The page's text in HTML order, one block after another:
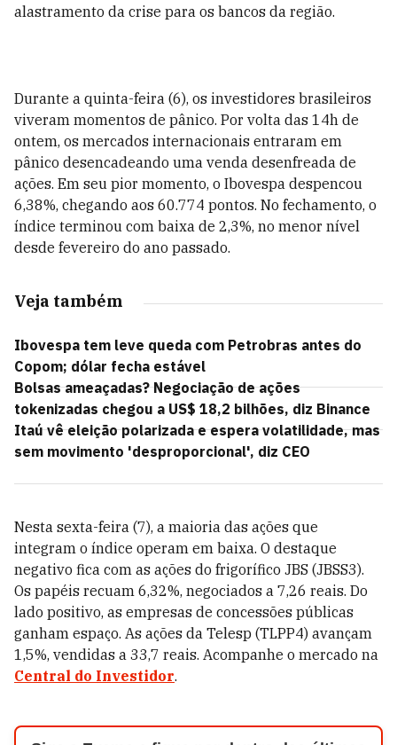
alastramento da crise para os bancos da região.
Durante a quinta-feira (6), os investidores brasileiros
viveram momentos de pânico. Por volta das 14h de
ontem, os mercados internacionais entraram em
pânico desencadeando uma venda desenfreada de
ações. Em seu pior momento, o Ibovespa despencou
6,38%, chegando aos 60.774 pontos. No fechamento, o
índice terminou com baixa de 2,3%, no menor nível
desde fevereiro do ano passado.
Veja também
Ibovespa tem leve queda com Petrobras antes do
Copom; dólar fecha estável
Bolsas ameaçadas? Negociação de ações
tokenizadas chegou a US$ 18,2 bilhões, diz Binance
Itaú vê eleição polarizada e espera volatilidade, mas
sem movimento 'desproporcional', diz CEO
Nesta sexta-feira (7), a maioria das ações que
integram o índice operam em baixa. O destaque
negativo fica com as ações do frigorífico JBS (JBSS3).
Os papéis recuam 6,32%, negociados a 7,26 reais. Do
lado positivo, as empresas de concessões públicas
ganham espaço. As ações da Telesp (TLPP4) avançam
1,5%, vendidas a 33,7 reais. Acompanhe o mercado na
Central do Investidor.